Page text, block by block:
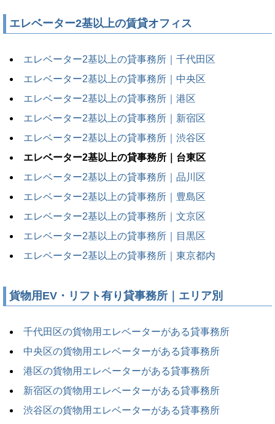
エレベーター2基以上の賃貸オフィス
エレベーター2基以上の貸事務所｜千代田区
エレベーター2基以上の貸事務所｜中央区
エレベーター2基以上の貸事務所｜港区
エレベーター2基以上の貸事務所｜新宿区
エレベーター2基以上の貸事務所｜渋谷区
エレベーター2基以上の貸事務所｜台東区
エレベーター2基以上の貸事務所｜品川区
エレベーター2基以上の貸事務所｜豊島区
エレベーター2基以上の貸事務所｜文京区
エレベーター2基以上の貸事務所｜目黒区
エレベーター2基以上の貸事務所｜東京都内
貨物用EV・リフト有り貸事務所｜エリア別
千代田区の貨物用エレベーターがある貸事務所
中央区の貨物用エレベーターがある貸事務所
港区の貨物用エレベーターがある貸事務所
新宿区の貨物用エレベーターがある貸事務所
渋谷区の貨物用エレベーターがある貸事務所